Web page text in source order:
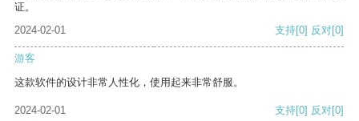
证。
2024-02-01
支持[0] 反对[0]
游客
这款软件的设计非常人性化，使用起来非常舒服。
2024-02-01 支持[0] 反对[0]